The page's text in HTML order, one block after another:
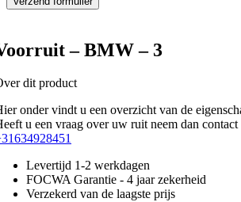
– BMW – 3
dit product
onder vindt u een overzicht van de
u een vraag over uw ruit neem dan
Levertijd 1-2 werkdagen
FOCWA Garantie - 4 jaar zekerheid
Verzekerd van de laagste prijs